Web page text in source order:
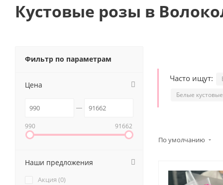
Кустовые розы в
Часто ищут:
Белые
По умолчанию
Фильтр по параметрам
Цена
990 91662
Наши предложения
Акция (0)